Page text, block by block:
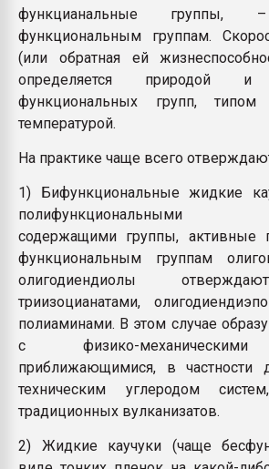
функцианальные
функциональным группам.
(или обратная ей
определяется природой и
функциональных групп, типом
температурой.
На практике чаще всего
1) Бифункциональные жидкие
полифункциональными
содержащими группы,
функциональным группам
олигодиендиолы
триизоцианатами,
полиаминами. В этом случае
с физико-механическими
приближающимися, в частности
техническим углеродом
традиционных вулканизатов.
2) Жидкие каучуки (чаще